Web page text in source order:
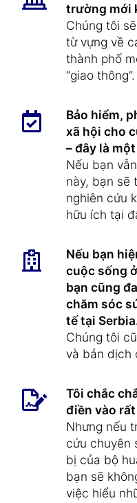
trường mới
Chúng tôi
từ vựng về
thành phố
“giao thông”.
Bảo hiểm,
xã hội cho
– đây là
Nếu bạn
này, bạn sẽ
nghiên cứu
hữu ích tại
Nếu bạn
cuộc sống
bạn cũng
chăm sóc
tế tại
Chúng tôi
và bản dịch
Tôi chắc
điền vào
Nhưng nếu
cứu chuyên
bị của bộ
bạn sẽ
việc hiểu